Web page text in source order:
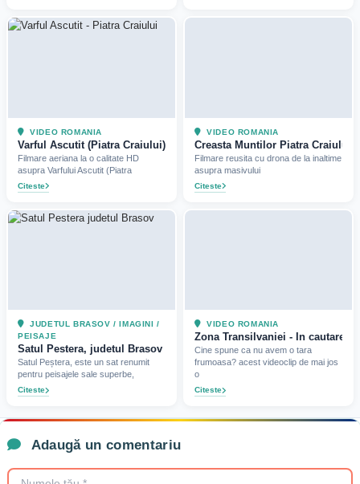
VIDEO ROMANIA
Varful Ascutit (Piatra Craiului) vazut de la inaltime
Filmare aeriana la o calitate HD
asupra Varfului Ascutit (Piatra
Citeste
VIDEO ROMANIA
Creasta Muntilor Piatra Craiului
Filmare reusita cu drona de la inaltime
asupra masivului
Citeste
JUDETUL BRASOV / IMAGINI /
PEISAJE
Satul Pestera, judetul Brasov (2019)
Satul Peștera, este un sat renumit
pentru peisajele sale superbe,
Citeste
VIDEO ROMANIA
Zona Transilvaniei - In cautarea
Cine spune ca nu avem o tara
frumoasa? acest videoclip de mai jos
o
Citeste
Adaugă un comentariu